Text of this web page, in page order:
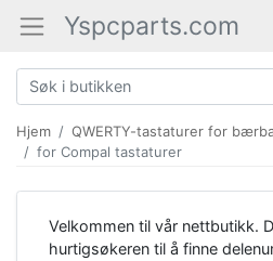
Yspcparts.com
Hjem
QWERTY-tastaturer for
for Compal tastaturer
Velkommen til vår nettbutikk.
hurtigsøkeren til å finne